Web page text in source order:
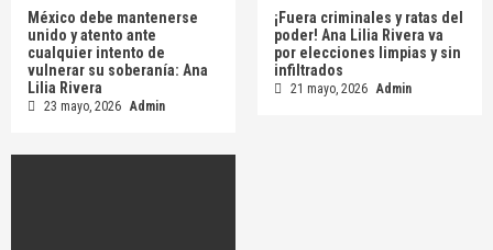
México debe mantenerse
unido y atento ante
cualquier intento de
vulnerar su soberanía: Ana
Lilia Rivera
23 mayo, 2026 Admin
¡Fuera criminales y ratas del
poder! Ana Lilia Rivera va
por elecciones limpias y sin
infiltrados
21 mayo, 2026 Admin